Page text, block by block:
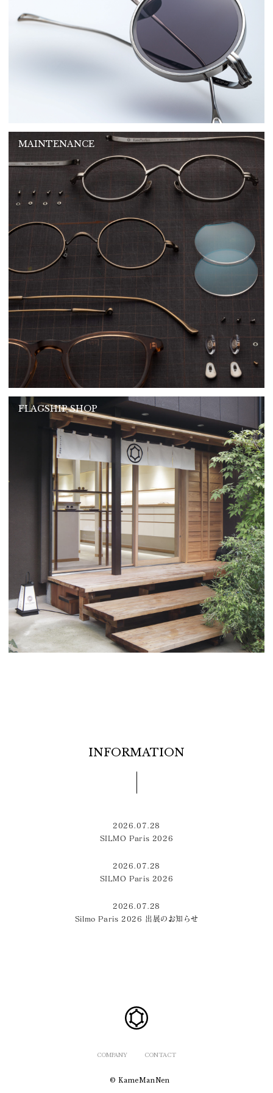
MAINTENANCE
FLAGSHIP SHOP
INFORMATION
2026.07.28
SILMO Paris 2026
2026.07.28
SILMO Paris 2026
2026.07.28
Silmo Paris 2026 出展のお知らせ
COMPANY CONTACT
© KameManNen